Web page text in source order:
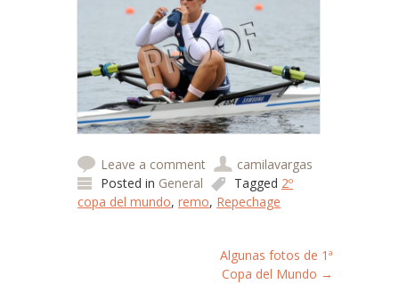
Leave a comment
camilavargas
Posted in General Tagged 2º
copa del mundo,remo, Repechage
Post navigationAlgunas fotos de 1ª
Copa del Mundo →